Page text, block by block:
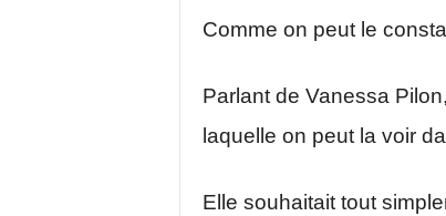
Comme on peut le
Parlant de Vanessa
laquelle on peut la voir
Elle souhaitait tout